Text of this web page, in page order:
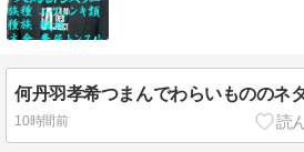
10時間前